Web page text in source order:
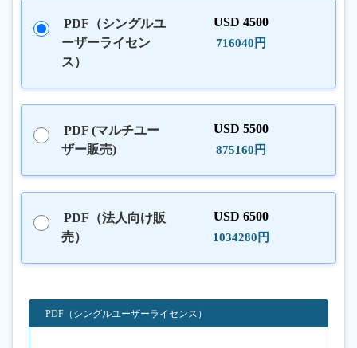
PDF（シングルユ
ーザーライセン
ス）
USD 4500
716040円
PDF (マルチユー
ザー販売)
USD 5500
875160円
PDF（法人向け販
売）
USD 6500
1034280円
PDF（シングルユーザーライセンス）